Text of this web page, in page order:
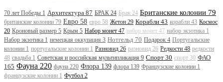
70 лет Победы 1 Архитектура 87 БРАК 24 Брак 24 Британские колонии 79
британские колонии 79 Евро 58 евро 58 Жетон 29 Корабли 43 корабли 43 Космос
20 Кроновый размер 5 Крым 5 Набор монет 47 набор монет 47 набор экзотика 1
Набор экзотика 1 немецкая оккупация 3 Нотгельд 70 Подарок 4 Португальские
колонии 1 португальские колонии 1 Разновид 26 разновид 26 Редкости 48 редкости
48 свадьба 1 Советская и российская мультипликация 9 Спорт 30 спорт 30 ФАО
165 Фауна 220 фауна 220 Флора 139 флора 139 Французские колонии 1
французские колонии 1 Футбол 2